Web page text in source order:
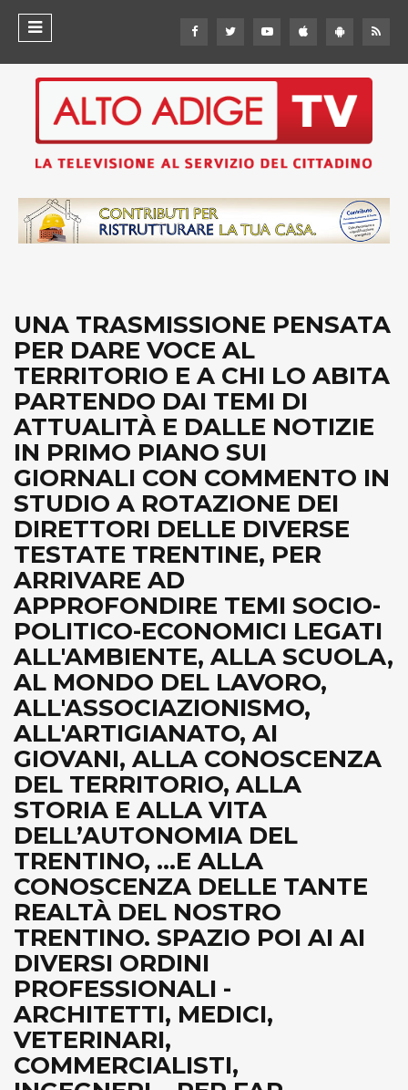
UNA TRASMISSIONE PENSATA
PER DARE VOCE AL
TERRITORIO E A CHI LO ABITA
PARTENDO DAI TEMI DI
ATTUALITÀ E DALLE NOTIZIE
IN PRIMO PIANO SUI
GIORNALI CON COMMENTO IN
STUDIO A ROTAZIONE DEI
DIRETTORI DELLE DIVERSE
TESTATE TRENTINE, PER
ARRIVARE AD
APPROFONDIRE TEMI SOCIO-
POLITICO-ECONOMICI LEGATI
ALL'AMBIENTE, ALLA SCUOLA,
AL MONDO DEL LAVORO,
ALL'ASSOCIAZIONISMO,
ALL'ARTIGIANATO, AI
GIOVANI, ALLA CONOSCENZA
DEL TERRITORIO, ALLA
STORIA E ALLA VITA
DELL’AUTONOMIA DEL
TRENTINO, ...E ALLA
CONOSCENZA DELLE TANTE
REALTÀ DEL NOSTRO
TRENTINO. SPAZIO POI AI AI
DIVERSI ORDINI
PROFESSIONALI -
ARCHITETTI, MEDICI,
VETERINARI,
COMMERCIALISTI,